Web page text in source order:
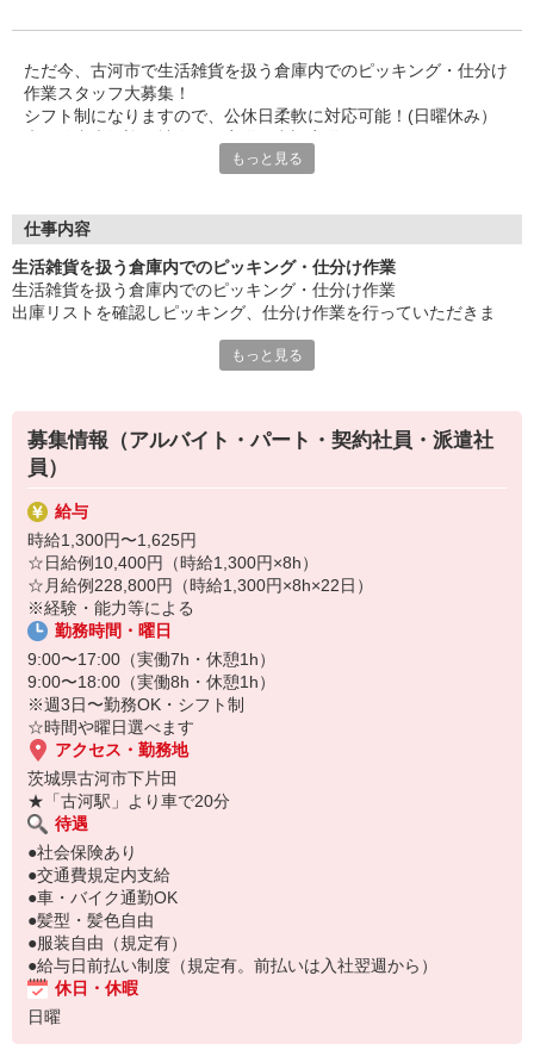
ただ今、古河市で生活雑貨を扱う倉庫内でのピッキング・仕分け
作業スタッフ大募集！
シフト制になりますので、公休日柔軟に対応可能！(日曜休み）
◎18〜60歳までの男女活躍中！
●未経験歓迎
●車・バイク通勤OK
●髪型・髪色自由
他にもいろいろご用意させていただいております。
まずはお気軽にご応募お待ちしております♪
もっと見る
仕事内容
生活雑貨を扱う倉庫内でのピッキング・仕分け作業
生活雑貨を扱う倉庫内でのピッキング・仕分け作業
出庫リストを確認しピッキング、仕分け作業を行っていただきま
もっと見る
募集情報（アルバイト・パート・契約社員・派遣社
員）
給与
時給1,300円〜1,625円
☆日給例10,400円（時給1,300円×8h）
☆月給例228,800円（時給1,300円×8h×22日）
※経験・能力等による
勤務時間・曜日
9:00〜17:00（実働7h・休憩1h）
9:00〜18:00（実働8h・休憩1h）
※週3日〜勤務OK・シフト制
☆時間や曜日選べます
アクセス・勤務地
茨城県古河市下片田
★「古河駅」より車で20分
待遇
●社会保険あり
●交通費規定内支給
●車・バイク通勤OK
●髪型・髪色自由
●服装自由（規定有）
●給与日前払い制度（規定有。前払いは入社翌週から）
休日・休暇
日曜